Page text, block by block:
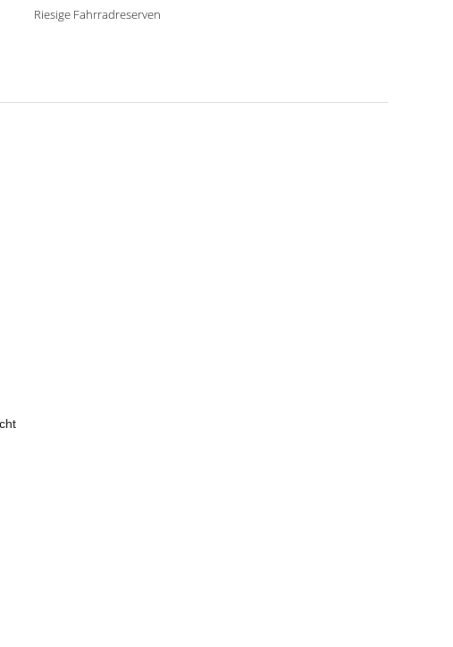
Riesige Fahrradreserven